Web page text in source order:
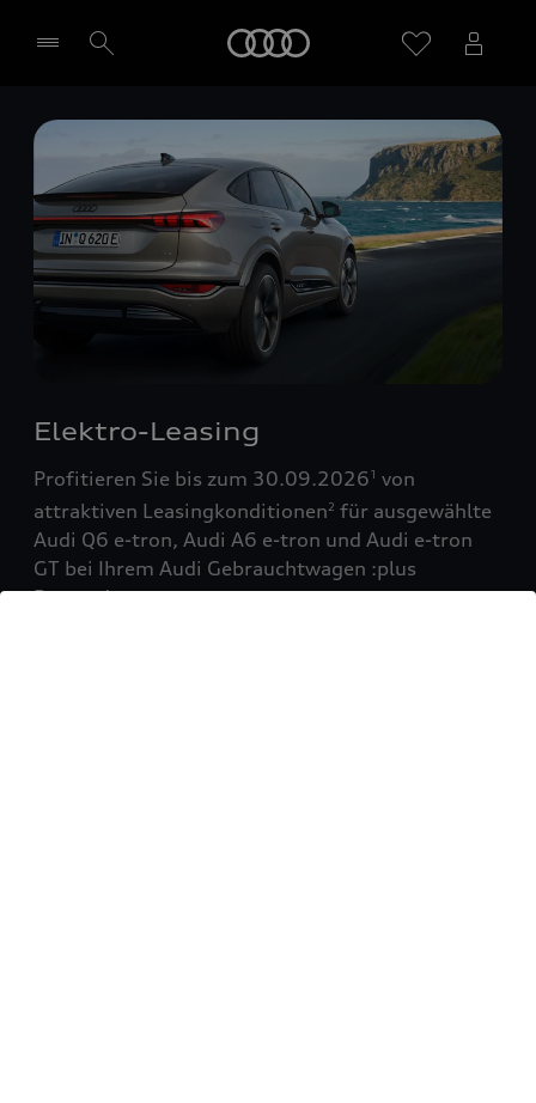
Händler wählen
Elektro-Leasing
Profitieren Sie bis zum 30.09.20261 von
attraktiven Leasingkonditionen2 für ausgewählte
Audi Q6 e-tron, Audi A6 e-tron und Audi e-tron
GT bei Ihrem Audi Gebrauchtwagen :plus
Partner!